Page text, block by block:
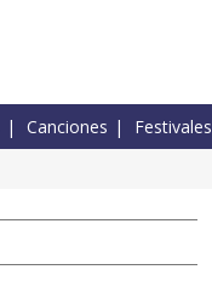
Canciones Festivales